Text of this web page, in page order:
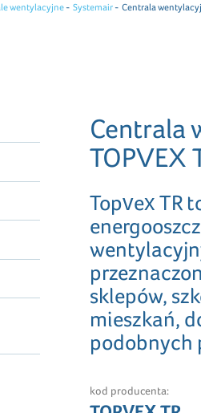
wentylacyjne Systemair Centrala
Centrala
TOPVEX
Topvex TR
sklepów,
mieszkań,
podobnych
kod producenta: